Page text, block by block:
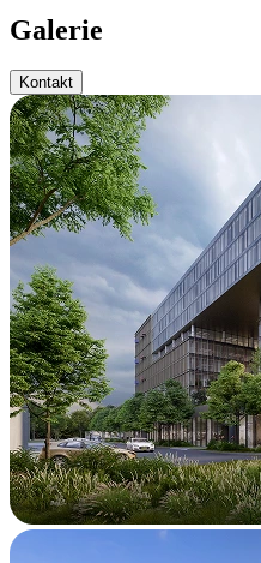
Galerie
Kontakt